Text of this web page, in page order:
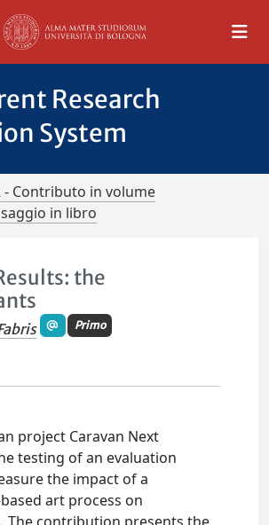
Research
System
- Contributo in volume
in libro
the
Primo
project Caravan Next
testing of an evaluation
the impact of a
art process on